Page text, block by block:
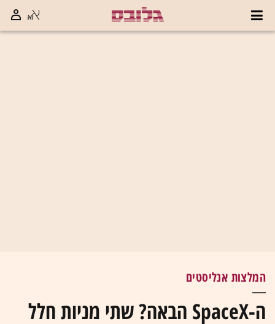
המלצות אנליסטים
ה-SpaceX הבאה? שתי מניות חלל